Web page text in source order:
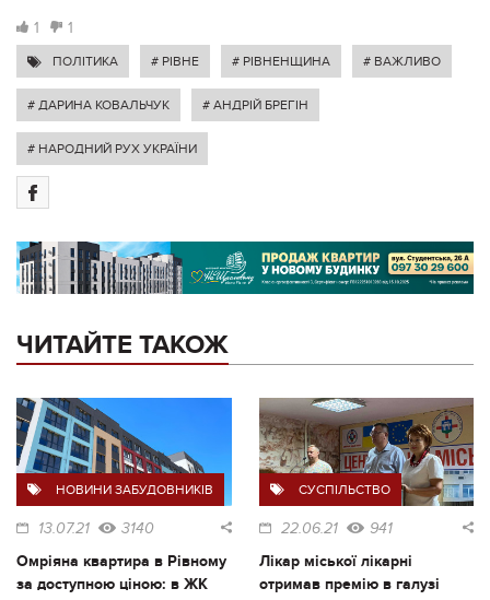
1 1
ПОЛІТИКА # РІВНЕ # РІВНЕНЩИНА # ВАЖЛИВО
# ДАРИНА КОВАЛЬЧУК # АНДРІЙ БРЕГІН
# НАРОДНИЙ РУХ УКРАЇНИ
ЧИТАЙТЕ ТАКОЖ
НОВИНИ ЗАБУДОВНИКІВ
13.07.21 3140
Омріяна квартира в Рівному
за доступною ціною: в ЖК
СУСПІЛЬСТВО
22.06.21 941
Лікар міської лікарні
отримав премію в галузі